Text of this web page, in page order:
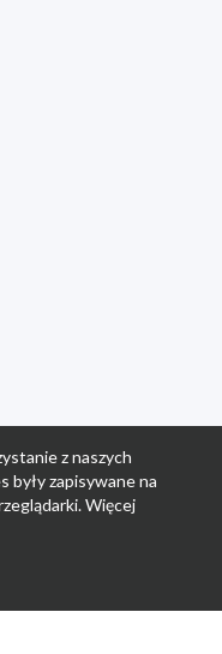
z naszych
były zapisywane na
Więcej